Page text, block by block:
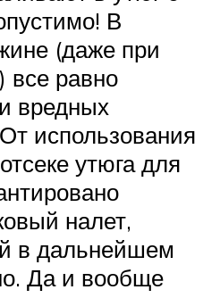
В
(даже при
все равно
вредных
использования
утюга для
налет,
в дальнейшем
Да и вообще